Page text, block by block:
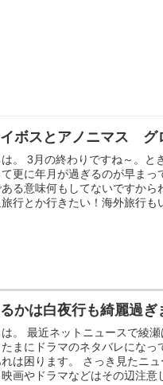
ボスとアノニマス グ
は。 3月の終わりですね～。と
更に年月が過ぎるのが早まっ
る意味何もしてないですから
行とか行きたい！海外旅行も
かは白夜行も綺麗過ぎ
は。 最近ネットニュースで綾
まにドラマのネタバレになっ
は困ります。 さっき見たニ
画やドラマなどはその辺注意